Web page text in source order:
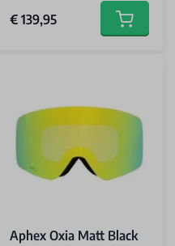
€ 139,95 Add to
Aphex Oxia Matt Black